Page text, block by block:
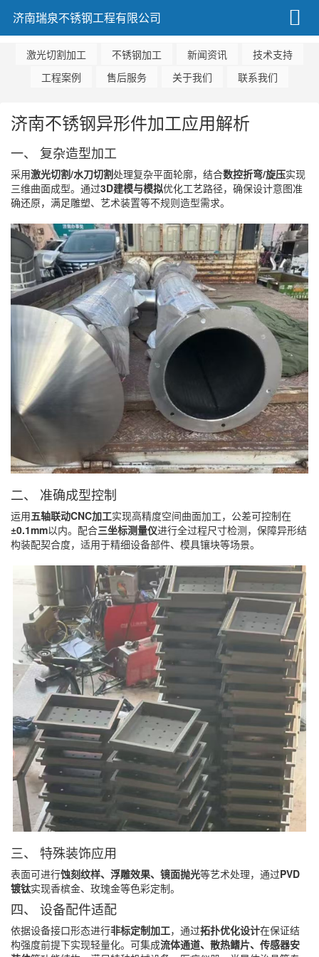
济南瑞泉不锈钢工程有限公司
激光切割加工 不锈钢加工 新闻资讯
技术支持
工程案例
售后服务 关于我们 联系我们
济南不锈钢异形件加工应用解析
一、 复杂造型加工
采用激光切割/水刀切割处理复杂平面轮廓，结合数控折弯/旋压实现
三维曲面成型。通过3D建模与模拟优化工艺路径，确保设计意图准
确还原，满足雕塑、艺术装置等不规则造型需求。
二、 准确成型控制
运用五轴联动CNC加工实现高精度空间曲面加工，公差可控制在
±0.1mm以内。配合三坐标测量仪进行全过程尺寸检测，保障异形结
构装配契合度，适用于精细设备部件、模具镶块等场景。
三、 特殊装饰应用
表面可进行蚀刻纹样、浮雕效果、镜面抛光等艺术处理，通过PVD
镀钛实现香槟金、玫瑰金等色彩定制。
四、 设备配件适配
依据设备接口形态进行非标定制加工，通过拓扑优化设计在保证结
构强度前提下实现轻量化。可集成流体通道、散热鳍片、传感器安